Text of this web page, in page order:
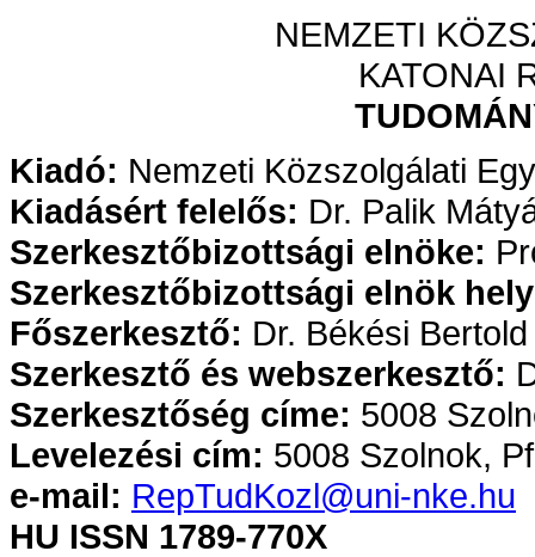
NEMZETI
KATONAI
Kiadó: Nemzeti Közszolgálati
Kiadásért felelős: Dr. Palik
Szerkesztőbizottsági elnöke:
Szerkesztőbizottsági elnök
Főszerkesztő: Dr. Békési Bertold
Szerkesztő és webszerkesztő:
Szerkesztőség címe: 5008
Levelezési cím: 5008 Szolnok,
e-mail: RepTudKozl@uni-nke.hu
HU ISSN 1789-770X